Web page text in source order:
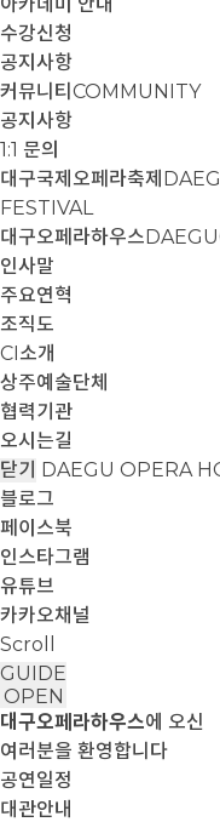
수강신청
공지사항
커뮤니티 COMMUNITY
공지사항
1:1 문의
대구국제오페라축제
FESTIVAL
대구오페라하우스
인사말
주요연혁
조직도
CI소개
상주예술단체
협력기관
오시는길
닫기 DAEGU OPERA
블로그
페이스북
인스타그램
유튜브
카카오채널
Scroll
GUIDE
OPEN
대구오페라하우스에 오신
여러분을 환영합니다
공연일정
대관안내